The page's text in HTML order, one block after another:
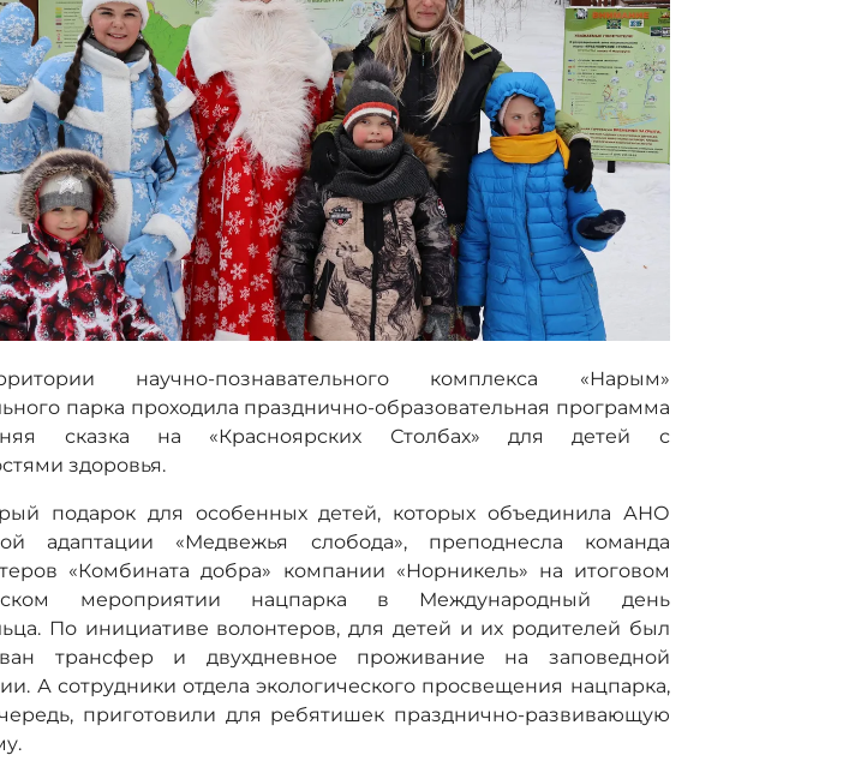
научно-познавательного комплекса «Нарым»
парка проходила празднично-образовательная программа
сказка на «Красноярских Столбах» для детей с
здоровья.
подарок для особенных детей, которых объединила АНО
адаптации «Медвежья слобода», преподнесла команда
«Комбината добра» компании «Норникель» на итоговом
мероприятии нацпарка в Международный день
По инициативе волонтеров, для детей и их родителей был
трансфер и двухдневное проживание на заповедной
А сотрудники отдела экологического просвещения нацпарка,
приготовили для ребятишек празднично-развивающую